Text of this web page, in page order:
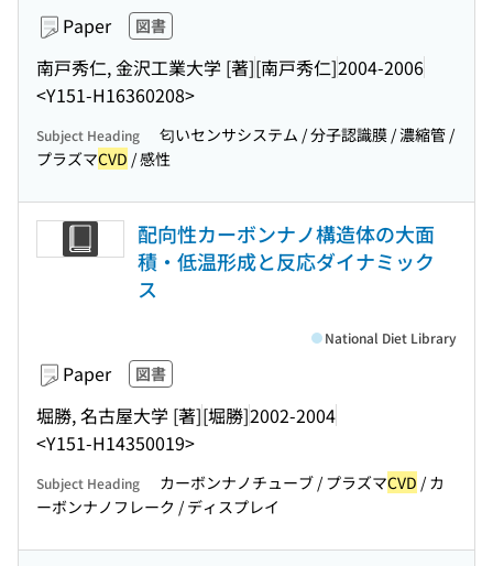
Paper 図書
南戸秀仁, 金沢工業大学 [著][南戸秀仁]2004-2006
<Y151-H16360208>
Subject Heading
匂いセンサシステム / 分子認識膜 / 濃縮管 /
プラズマCVD / 感性
配向性カーボンナノ構造体の大面
積・低温形成と反応ダイナミック
ス
Paper 図書
堀勝, 名古屋大学 [著][堀勝]2002-2004
<Y151-H14350019>
National Diet Library
Subject Heading カーボンナノチューブ / プラズマCVD / カ
ーボンナノフレーク / ディスプレイ